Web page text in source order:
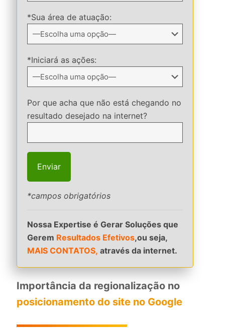
*Sua área de atuação:
*Iniciará as ações:
Por que acha que não está chegando no
resultado desejado na internet?
*campos obrigatórios
Nossa Expertise é Gerar Soluções que
Gerem Resultados Efetivos,ou seja,
MAIS CONTATOS, através da internet.
Importância da regionalização no
posicionamento do site no Google